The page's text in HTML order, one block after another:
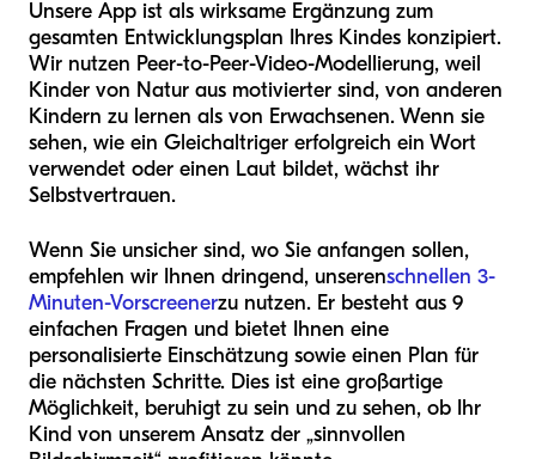
Unsere App ist als wirksame Ergänzung zum
gesamten Entwicklungsplan Ihres Kindes konzipiert.
Wir nutzen Peer-to-Peer-Video-Modellierung, weil
Kinder von Natur aus motivierter sind, von anderen
Kindern zu lernen als von Erwachsenen. Wenn sie
sehen, wie ein Gleichaltriger erfolgreich ein Wort
verwendet oder einen Laut bildet, wächst ihr
Selbstvertrauen.
Wenn Sie unsicher sind, wo Sie anfangen sollen,
empfehlen wir Ihnen dringend, unserenschnellen 3-
Minuten-Vorscreenerzu nutzen. Er besteht aus 9
einfachen Fragen und bietet Ihnen eine
personalisierte Einschätzung sowie einen Plan für
die nächsten Schritte. Dies ist eine großartige
Möglichkeit, beruhigt zu sein und zu sehen, ob Ihr
Kind von unserem Ansatz der „sinnvollen